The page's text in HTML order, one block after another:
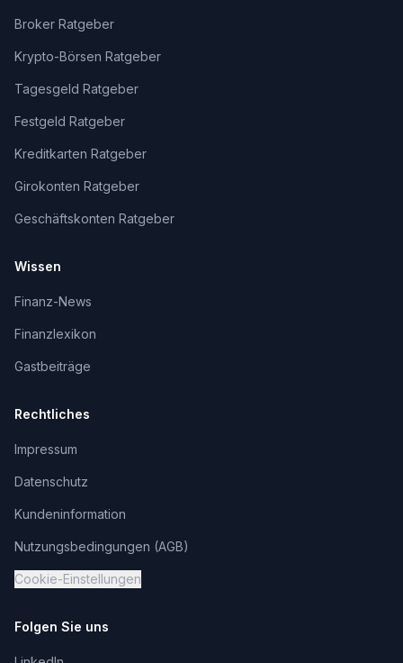
Broker Ratgeber
Krypto-Börsen Ratgeber
Tagesgeld Ratgeber
Festgeld Ratgeber
Kreditkarten Ratgeber
Girokonten Ratgeber
Geschäftskonten Ratgeber
Wissen
Finanz-News
Finanzlexikon
Gastbeiträge
Rechtliches
Impressum
Datenschutz
Kundeninformation
Nutzungsbedingungen (AGB)
Cookie-Einstellungen
Folgen Sie uns